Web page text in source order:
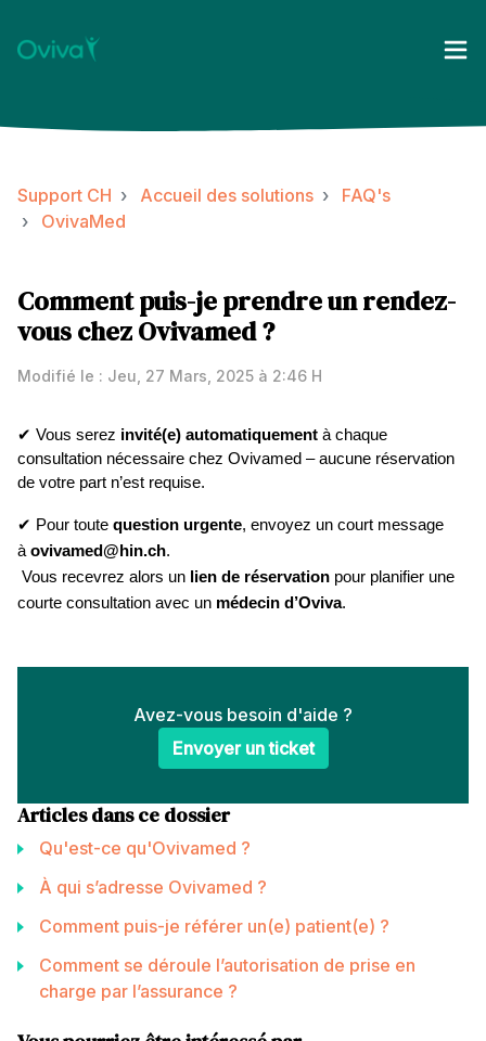
Support CH Accueil des solutions
FAQ's
OvivaMed
Comment puis-je prendre un rendez-
vous chez Ovivamed ?
Modifié le : Jeu, 27 Mars, 2025 à 2:46 H
✔ Vous serez invité(e) automatiquement à chaque
consultation nécessaire chez Ovivamed – aucune réservation
de votre part n’est requise.
✔ Pour toute question urgente, envoyez un court message
à ovivamed@hin.ch.
Vous recevrez alors un lien de réservation pour planifier une
courte consultation avec un médecin d’Oviva.
Avez-vous besoin d'aide ?
Envoyer un ticket
Articles dans ce dossier
Qu'est-ce qu'Ovivamed ?
À qui s’adresse Ovivamed ?
Comment puis-je référer un(e) patient(e) ?
Comment se déroule l’autorisation de prise en
charge par l’assurance ?